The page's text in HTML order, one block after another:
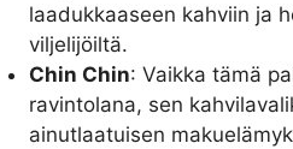
laadukkaaseen kahviin ja
viljelijöiltä.
Chin Chin: Vaikka tämä
ravintolana, sen
ainutlaatuisen